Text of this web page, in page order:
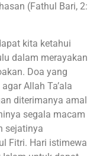
(Fathul Bari, 2:
kita ketahui
dalam merayakan
Doa yang
Allah Ta’ala
diterimanya amal
segala macam
sejatinya
Fitri. Hari istimewa